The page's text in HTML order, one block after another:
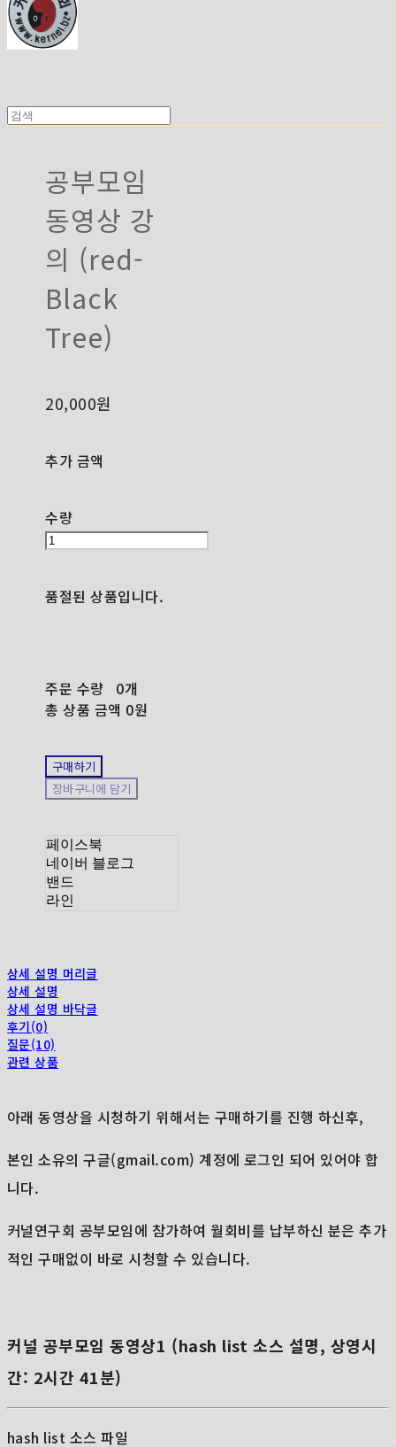
공부모임
동영상 강
의 (red-
Black
Tree)
20,000원
추가 금액
수량
품절된 상품입니다.
주문 수량
0개
총 상품 금액 0원
구매하기
장바구니에 담기
페이스북
네이버 블로그
밴드
라인
상세 설명 머리글
상세 설명
상세 설명 바닥글
후기(0)
질문(10)
관련 상품
아래 동영상을 시청하기 위해서는 구매하기를 진행 하신후,
본인 소유의 구글(gmail.com) 계정에 로그인 되어 있어야 합
니다.
커널연구회 공부모임에 참가하여 월회비를 납부하신 분은 추가
적인 구매없이 바로 시청할 수 있습니다.
커널 공부모임 동영상1 (hash list 소스 설명, 상영시
간: 2시간 41분)
hash list 소스 파일